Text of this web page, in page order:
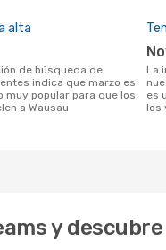
alta
indica que marzo es
muy popular para que los
a Wausau
La información de búsqueda de
es
los
y